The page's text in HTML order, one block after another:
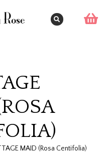
MAID (Rosa Centifolia)